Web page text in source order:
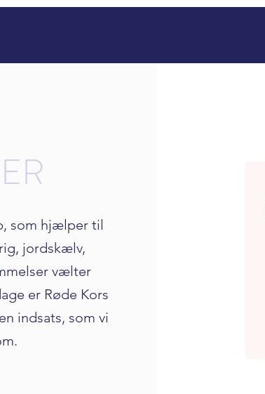
som hjælper til
jordskælv,
vælter
er Røde Kors
indsats, som vi